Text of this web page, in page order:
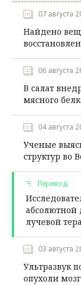
07 августа
Найдено
06 августа
В салат
мясного
04 августа
Ученые
структур во
Перевод
абсолютной
лучевой
03 августа
Ультразвук
опухоли